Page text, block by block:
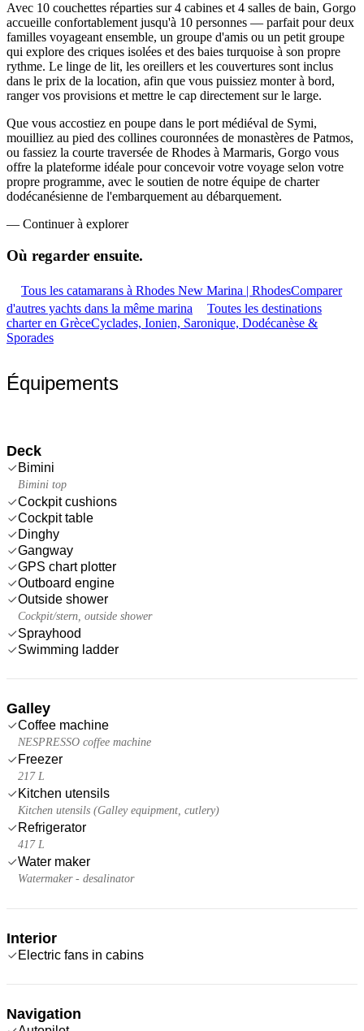
Avec 10 couchettes réparties sur 4 cabines et 4 salles de bain, Gorgo
accueille confortablement jusqu'à 10 personnes — parfait pour deux
familles voyageant ensemble, un groupe d'amis ou un petit groupe
qui explore des criques isolées et des baies turquoise à son propre
rythme. Le linge de lit, les oreillers et les couvertures sont inclus
dans le prix de la location, afin que vous puissiez monter à bord,
ranger vos provisions et mettre le cap directement sur le large.
Que vous accostiez en poupe dans le port médiéval de Symi,
mouilliez au pied des collines couronnées de monastères de Patmos,
ou fassiez la courte traversée de Rhodes à Marmaris, Gorgo vous
offre la plateforme idéale pour concevoir votre voyage selon votre
propre programme, avec le soutien de notre équipe de charter
dodécanésienne de l'embarquement au débarquement.
— Continuer à explorer
Où regarder ensuite.
Tous les catamarans à Rhodes New Marina | RhodesComparer
d'autres yachts dans la même marina
Toutes les destinations
charter en GrèceCyclades, Ionien, Saronique, Dodécanèse &
Sporades
Équipements
Deck
Bimini
Bimini top
Cockpit cushions
Cockpit table
Dinghy
Gangway
GPS chart plotter
Outboard engine
Outside shower
Cockpit/stern, outside shower
Sprayhood
Swimming ladder
Galley
Coffee machine
NESPRESSO coffee machine
Freezer
217 L
Kitchen utensils
Kitchen utensils (Galley equipment, cutlery)
Refrigerator
417 L
Water maker
Watermaker - desalinator
Interior
Electric fans in cabins
Navigation